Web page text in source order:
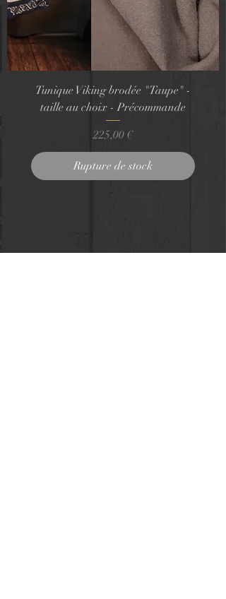
Tunique Viking brodée "Taupe" -
taille au choix - Précommande
Prix
225,00 €
Rupture de stock